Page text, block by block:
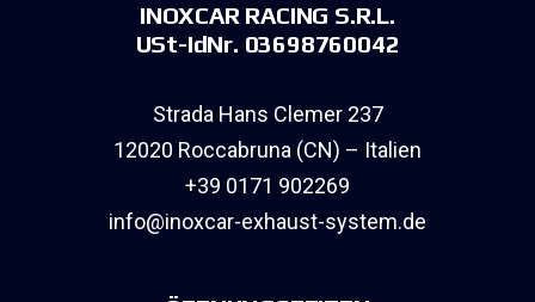
INOXCAR RACING S.R.L.
USt-IdNr. 03698760042
Strada Hans Clemer 237
12020 Roccabruna (CN) – Italien
+39 0171 902269
info@inoxcar-exhaust-system.de